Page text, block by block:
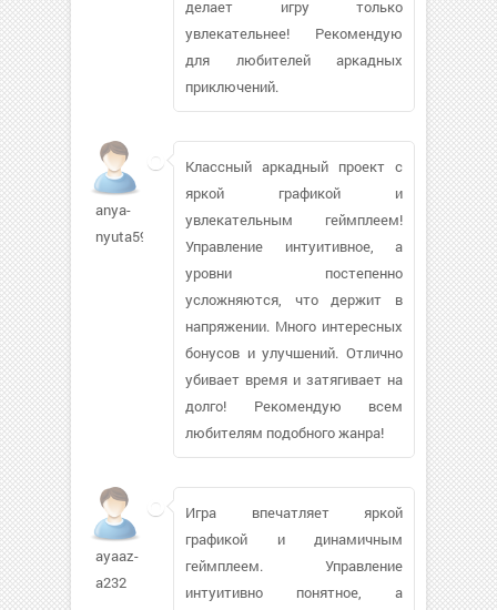
делает игру только
увлекательнее! Рекомендую
для любителей аркадных
приключений.
anya-
nyuta599
Классный аркадный проект с
яркой графикой и
увлекательным геймплеем!
Управление интуитивное, а
уровни постепенно
усложняются, что держит в
напряжении. Много интересных
бонусов и улучшений. Отлично
убивает время и затягивает на
долго! Рекомендую всем
любителям подобного жанра!
ayaaz-
a232
Игра впечатляет яркой
графикой и динамичным
геймплеем. Управление
интуитивно понятное, а